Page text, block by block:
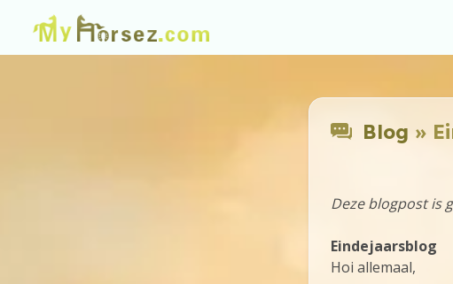
Blog »
Deze blogpost is
Eindejaarsblog
Hoi allemaal,